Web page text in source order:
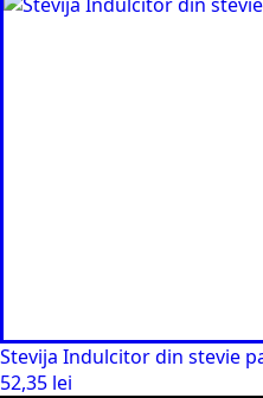
Stevija Indulcitor din stevie
52,35 lei